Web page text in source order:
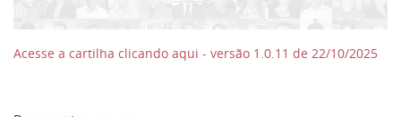
Acesse a cartilha clicando aqui - versão 1.0.11 de 22/10/2025